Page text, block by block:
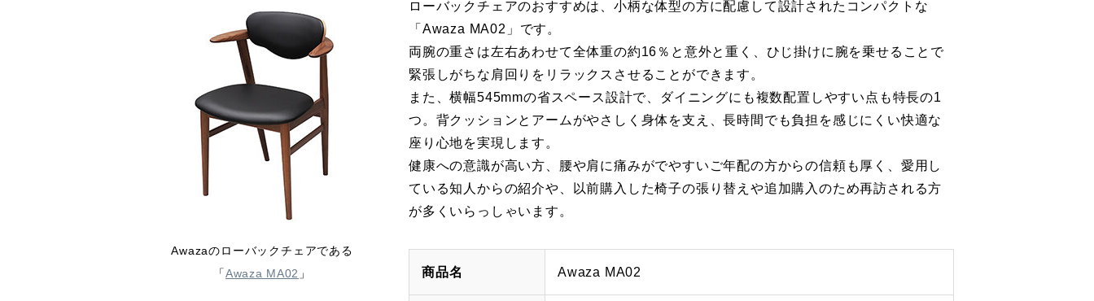
Awazaのローバックチェアである
「Awaza MA02 」
ローバックチェアのおすすめは、小柄な体型の方に配慮して設計されたコンパクトな
「Awaza MA02」です。
両腕の重さは左右あわせて全体重の約16％と意外と重く、ひじ掛けに腕を乗せることで
緊張しがちな肩回りをリラックスさせることができます。
また、横幅545mmの省スペース設計で、ダイニングにも複数配置しやすい点も特長の1
つ。背クッションとアームがやさしく身体を支え、長時間でも負担を感じにくい快適な
座り心地を実現します。
健康への意識が高い方、腰や肩に痛みがでやすいご年配の方からの信頼も厚く、愛用し
ている知人からの紹介や、以前購入した椅子の張り替えや追加購入のため再訪される方
が多くいらっしゃいます。
商品名 Awaza MA02